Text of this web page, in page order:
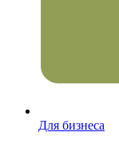
Для бизнеса